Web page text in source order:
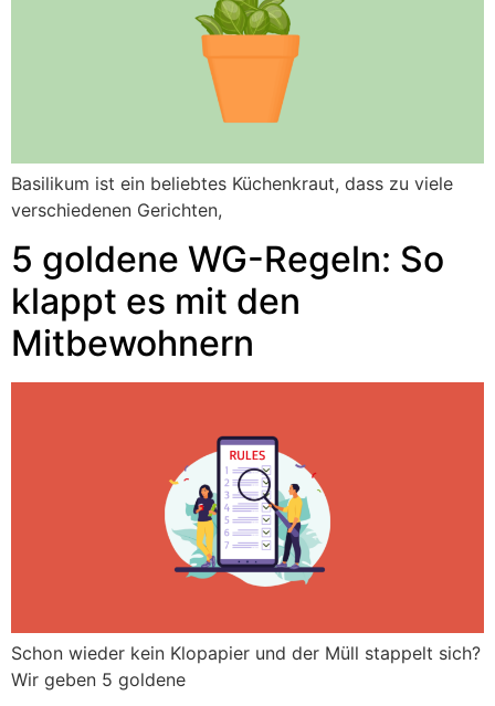
Basilikum ist ein beliebtes Küchenkraut, dass zu viele
verschiedenen Gerichten,
5 goldene WG-Regeln: So
klappt es mit den
Mitbewohnern
Schon wieder kein Klopapier und der Müll stappelt sich?
Wir geben 5 goldene